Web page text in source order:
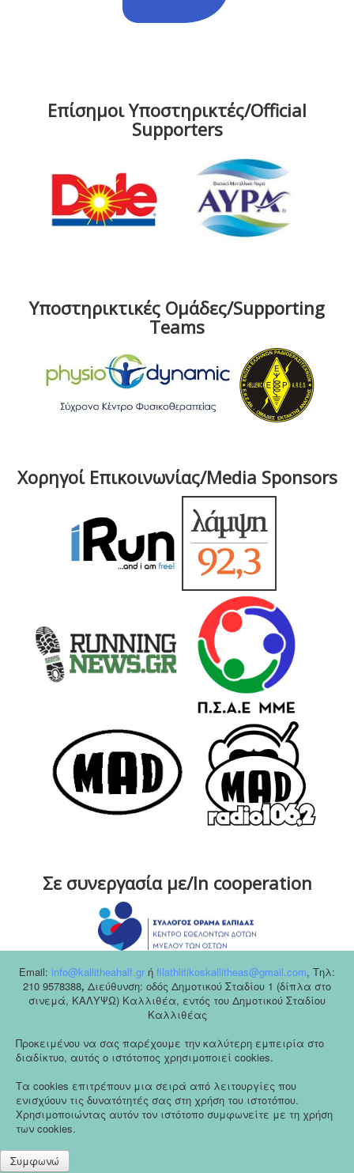
Επίσημοι Υποστηρικτές/Official
Supporters
Υποστηρικτικές Ομάδες/Supporting
Teams
Χορηγοί Επικοινωνίας/Media Sponsors
Σε συνεργασία με/In cooperation
Email: info@kallitheahalf.gr ή filathlitikoskallitheas@gmail.com, Tηλ:
210 9578388, Διεύθυνση: οδός Δημοτικού Σταδίου 1 (δίπλα στο
σινεμά, ΚΑΛΥΨΩ) Καλλιθέα, εντός του Δημοτικού Σταδίου
Καλλιθέας
Προκειμένου να σας παρέχουμε την καλύτερη εμπειρία στο
διαδίκτυο, αυτός ο ιστότοπος χρησιμοποιεί cookies.
Τα cookies επιτρέπουν μια σειρά από λειτουργίες που
ενισχύουν τις δυνατότητές σας στη χρήση του ιστοτόπου.
Χρησιμοποιώντας αυτόν τον ιστότοπο συμφωνείτε με τη χρήση
των cookies.
Συμφωνώ